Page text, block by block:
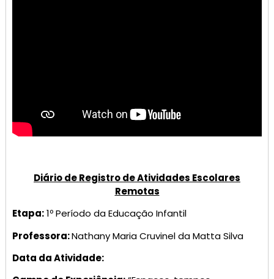
Diário de Registro de Atividades Escolares
Remotas
Etapa:1º Período da Educação Infantil
Professora:Nathany Maria Cruvinel da Matta Silva
Data da Atividade: